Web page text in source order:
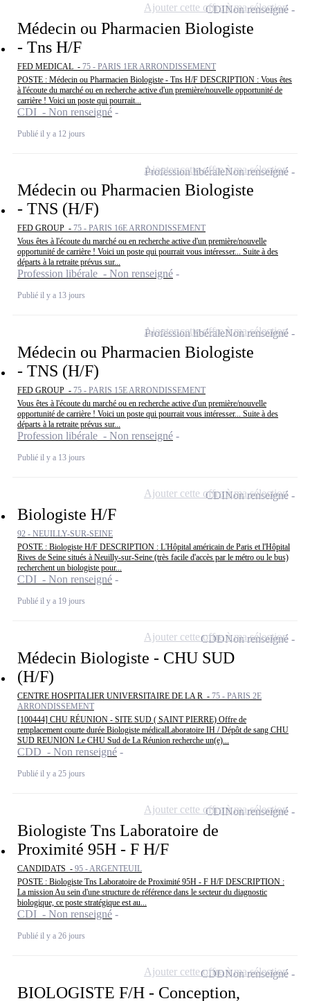
Médecin ou Pharmacien Biologiste
- Tns H/F
FED MEDICAL - 75 - PARIS 1ER ARRONDISSEMENT
POSTE : Médecin ou Pharmacien Biologiste - Tns H/F DESCRIPTION : Vous êtes
à l'écoute du marché ou en recherche active d'un première/nouvelle opportunité de
carrière ! Voici un poste qui pourrait...
CDI - Non renseigné
Publié il y a 12 jours
CDINon renseigné
Ajouter cette offre à ma sélection
Médecin ou Pharmacien Biologiste
- TNS (H/F)
FED GROUP - 75 - PARIS 16E ARRONDISSEMENT
Vous êtes à l'écoute du marché ou en recherche active d'un première/nouvelle
opportunité de carrière ! Voici un poste qui pourrait vous intéresser... Suite à des
départs à la retraite prévus sur...
Profession libérale - Non renseigné
Publié il y a 13 jours
Profession libéraleNon renseigné
Ajouter cette offre à ma sélection
Médecin ou Pharmacien Biologiste
- TNS (H/F)
FED GROUP - 75 - PARIS 15E ARRONDISSEMENT
Vous êtes à l'écoute du marché ou en recherche active d'un première/nouvelle
opportunité de carrière ! Voici un poste qui pourrait vous intéresser... Suite à des
départs à la retraite prévus sur...
Profession libérale - Non renseigné
Publié il y a 13 jours
Profession libéraleNon renseigné
Ajouter cette offre à ma sélection
Biologiste H/F
92 - NEUILLY-SUR-SEINE
POSTE : Biologiste H/F DESCRIPTION : L'Hôpital américain de Paris et l'Hôpital
Rives de Seine situés à Neuilly-sur-Seine (très facile d'accès par le métro ou le bus)
recherchent un biologiste pour...
CDI - Non renseigné
Publié il y a 19 jours
CDINon renseigné
Ajouter cette offre à ma sélection
Médecin Biologiste - CHU SUD
(H/F)
CENTRE HOSPITALIER UNIVERSITAIRE DE LA R - 75 - PARIS 2E
ARRONDISSEMENT
[100444] CHU RÉUNION - SITE SUD ( SAINT PIERRE) Offre de
remplacement courte durée Biologiste médicalLaboratoire IH / Dépôt de sang CHU
SUD REUNION Le CHU Sud de La Réunion recherche un(e)...
CDD - Non renseigné
Publié il y a 25 jours
CDDNon renseigné
Ajouter cette offre à ma sélection
Biologiste Tns Laboratoire de
Proximité 95H - F H/F
CANDIDATS - 95 - ARGENTEUIL
POSTE : Biologiste Tns Laboratoire de Proximité 95H - F H/F DESCRIPTION :
La mission Au sein d'une structure de référence dans le secteur du diagnostic
biologique, ce poste stratégique est au...
CDI - Non renseigné
Publié il y a 26 jours
CDINon renseigné
Ajouter cette offre à ma sélection
BIOLOGISTE F/H - Conception,
CDDNon renseigné
Ajouter cette offre à ma sélection